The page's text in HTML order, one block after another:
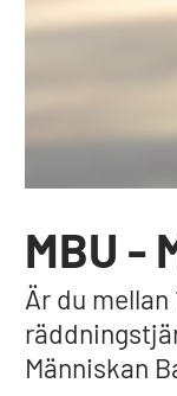
MBU -
Är du
Människan